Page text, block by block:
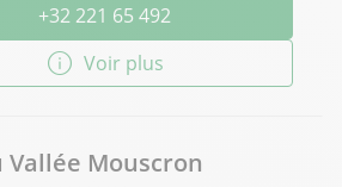
+32 221 65 492
Voir plus
Vallée Mouscron